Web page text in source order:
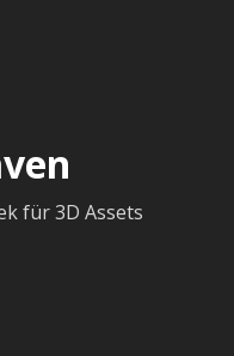
für 3D Assets